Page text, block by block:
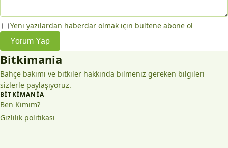
Yeni yazılardan haberdar olmak için bültene abone ol
Yorum Yap
Bitkimania
Bahçe bakımı ve bitkiler hakkında bilmeniz gereken bilgileri
sizlerle paylaşıyoruz.
BITKIMANIA
Ben Kimim?
Gizlilik politikası